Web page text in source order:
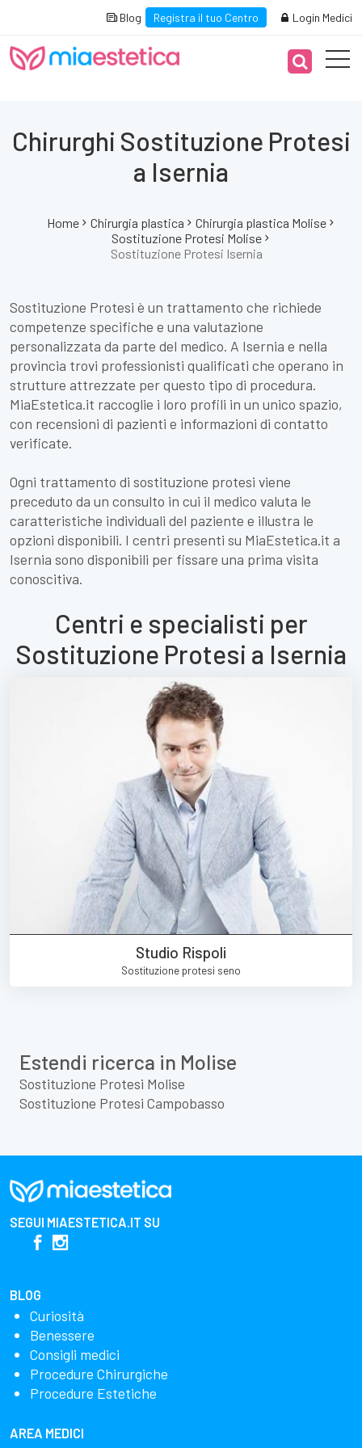
Blog Registra il tuo Centro Login Medici
Chirurghi Sostituzione Protesi
a Isernia
Home Chirurgia plastica
Chirurgia plastica Molise
Sostituzione Protesi Molise
Sostituzione Protesi Isernia
Sostituzione Protesi è un trattamento che richiede
competenze specifiche e una valutazione
personalizzata da parte del medico. A Isernia e nella
provincia trovi professionisti qualificati che operano in
strutture attrezzate per questo tipo di procedura.
MiaEstetica.it raccoglie i loro profili in un unico spazio,
con recensioni di pazienti e informazioni di contatto
verificate.
Ogni trattamento di sostituzione protesi viene
preceduto da un consulto in cui il medico valuta le
caratteristiche individuali del paziente e illustra le
opzioni disponibili. I centri presenti su MiaEstetica.it a
Isernia sono disponibili per fissare una prima visita
conoscitiva.
Centri e specialisti per
Sostituzione Protesi a Isernia
Studio Rispoli
Sostituzione protesi seno
Estendi ricerca in Molise
Sostituzione Protesi Molise
Sostituzione Protesi Campobasso
SEGUI MIAESTETICA.IT SU
BLOG
Curiosità
Benessere
Consigli medici
Procedure Chirurgiche
Procedure Estetiche
AREA MEDICI